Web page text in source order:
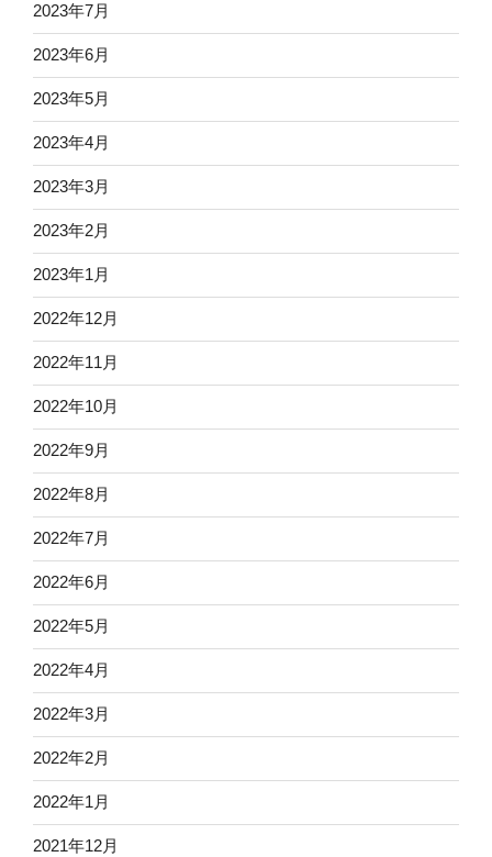
2023年7月
2023年6月
2023年5月
2023年4月
2023年3月
2023年2月
2023年1月
2022年12月
2022年11月
2022年10月
2022年9月
2022年8月
2022年7月
2022年6月
2022年5月
2022年4月
2022年3月
2022年2月
2022年1月
2021年12月